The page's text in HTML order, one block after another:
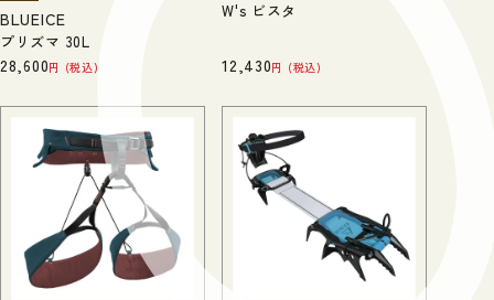
BLUEICE
プリズマ 30L
28,600 税込
W's ビスタ
12,430 税込